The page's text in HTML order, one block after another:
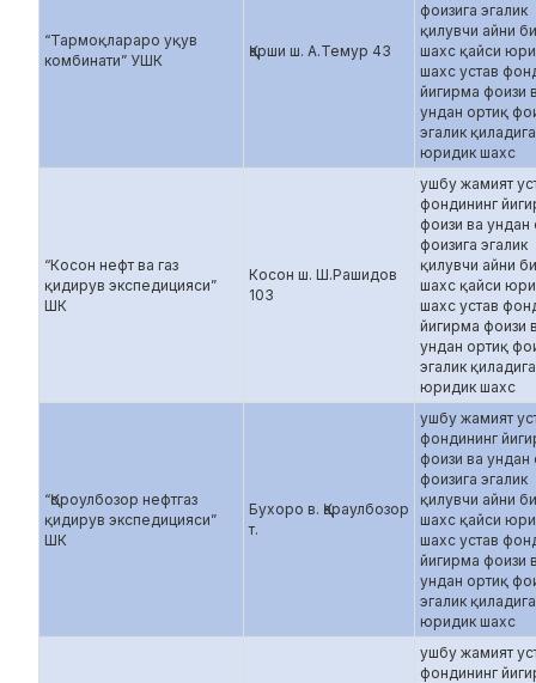
“Тармоқлараро уқув
комбинати” УШК
Қарши ш. А.Темур 43
фоизига эгалик
қилувчи айни
шахс қайси
шахс устав
йигирма фоизи
ундан ортиқ
эгалик
юридик шахс
“Косон нефт ва газ
қидирув экспедицияси”
ШК
Косон ш. Ш.Рашидов
103
ушбу жамият
фондининг
фоизи ва ундан
фоизига эгалик
қилувчи айни
шахс қайси
шахс устав
йигирма фоизи
ундан ортиқ
эгалик
юридик шахс
“Қороулбозор нефтгаз
қидирув экспедицияси”
ШК
Бухоро в. Қараулбозор
т.
ушбу жамият
фондининг
фоизи ва ундан
фоизига эгалик
қилувчи айни
шахс қайси
шахс устав
йигирма фоизи
ундан ортиқ
эгалик
юридик шахс
ушбу жамият
фондининг